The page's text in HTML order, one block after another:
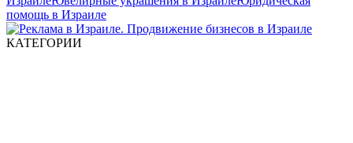
помощь в Израиле
КАТЕГОРИИ